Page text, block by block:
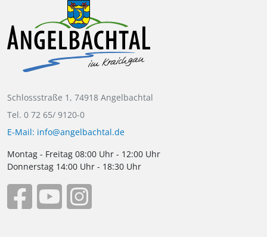
Schlossstraße 1, 74918 Angelbachtal
Tel. 0 72 65/ 9120-0
E-Mail: info@angelbachtal.de
Montag - Freitag 08:00 Uhr - 12:00 Uhr
Donnerstag 14:00 Uhr - 18:30 Uhr